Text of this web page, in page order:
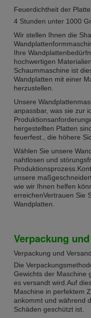
Feuerdichtheit der
4 Stunden unter 1000
Wir stellen Ihnen die
Ihre
hochwertigen
Schaummaschine ist
Wandplatten mit einer
herzustellen.
Unsere
anpassbar, was sie zur
hergestellten Platten
feuerfest., die höhere
Wählen Sie unsere
nahtlosen und
unsere
wie wir Ihnen helfen
erreichenVertrauen Sie
Wandplatten.
Verpackung
Verpackung und Versand
Die
Gewichts der Maschine
es versandt wird.Auf
Maschine in perfektem
ankommt und während
Schäden geschützt ist.